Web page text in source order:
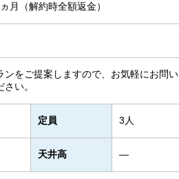
月（解約時全額返金）
ンをご提案しますので、お気軽にお問い
い。
定員 3人
天井高 ―